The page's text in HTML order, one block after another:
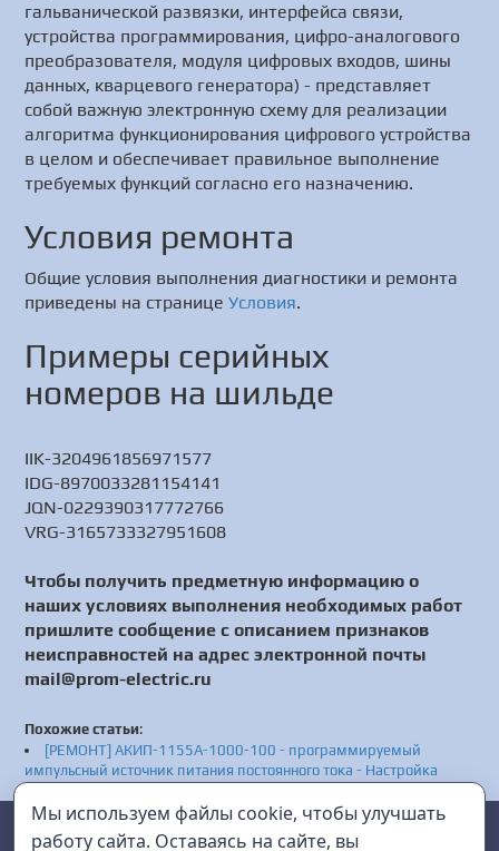
гальванической развязки, интерфейса связи,
устройства программирования, цифро-аналогового
преобразователя, модуля цифровых входов, шины
данных, кварцевого генератора) - представляет
собой важную электронную схему для реализации
алгоритма функционирования цифрового устройства
в целом и обеспечивает правильное выполнение
требуемых функций согласно его назначению.
Условия ремонта
Общие условия выполнения диагностики и ремонта
приведены на страницеУсловия.
Примеры серийных
номеров на шильде
IIK-3204961856971577
IDG-8970033281154141
JQN-0229390317772766
VRG-3165733327951608
Чтобы получить предметную информацию о
наших условиях выполнения необходимых работ
пришлите сообщение с описанием признаков
неисправностей на адрес электронной почты
mail@prom-electric.ru
Похожие статьи:
[РЕМОНТ] АКИП-1155A-1000-100 - программируемый
импульсный источник питания постоянного тока - Настройка
[РЕМОНТ] vCLSR-33-S5-FLEX-D17 - модульная инспекционная
мини-система - Настройка vCLSR-33-S5-FLEX-D17 - Сервис
Prom Electric г. Санкт-Петербург
Мы используем файлы cookie, чтобы улучшать
работу сайта. Оставаясь на сайте, вы